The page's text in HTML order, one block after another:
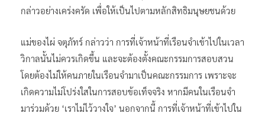
กล่าวอย่างเคร่งครัด เพื่อให้เป็นไปตามหลักสิทธิมนุษยชนด้วย
แม่ของไผ่ จตุภัทร์ กล่าวว่า การที่เจ้าหน้าที่เรือนจำเข้าไปในเวลา
วิกาลนั้นไม่ควรเกิดขึ้น และจะต้องตั้งคณะกรรมการสอบสวน
โดยต้องไม่ให้คนภายในเรือนจำมาเป็นคณะกรรมการ เพราะจะ
เกิดความไม่โปร่งใสในการสอบข้อเท็จจริง หากมีคนในเรือนจำ
มาร่วมด้วย ‘เราไม่ไว้วางใจ’ นอกจากนี้ การที่เจ้าหน้าที่เข้าไปใน